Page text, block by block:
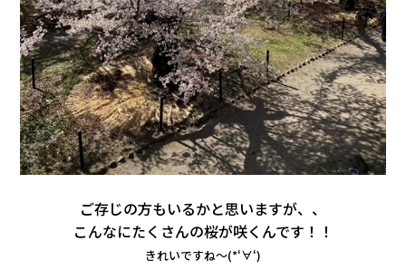
ご存じの方もいるかと思いますが、、
こんなにたくさんの桜が咲くんです！！
きれいですね～(*‘∀‘)